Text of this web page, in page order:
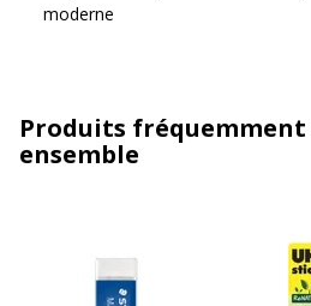
moderne
Produits fréquemment
ensemble